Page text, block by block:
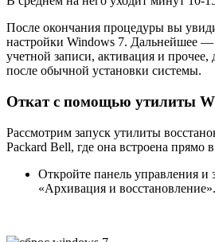
После окончания процедуры вы
настройки Windows 7. Дальнейшее —
учетной записи, активация и прочее,
после обычной установки системы.
Откат с помощью утилиты
Рассмотрим запуск утилиты
Packard Bell, где она встроена прямо
Откройте панель управления и
«Архивация и восстановление».